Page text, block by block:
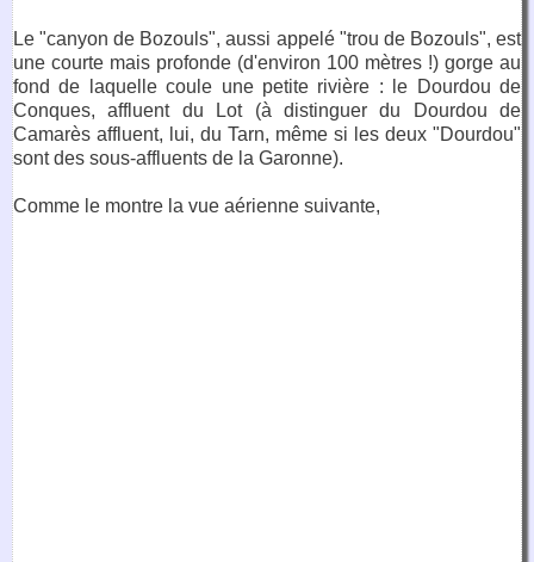
Le "canyon de Bozouls", aussi appelé "trou de Bozouls", est
une courte mais profonde (d'environ 100 mètres !) gorge au
fond de laquelle coule une petite rivière : le Dourdou de
Conques, affluent du Lot (à distinguer du Dourdou de
Camarès affluent, lui, du Tarn, même si les deux "Dourdou"
sont des sous-affluents de la Garonne).
Comme le montre la vue aérienne suivante,